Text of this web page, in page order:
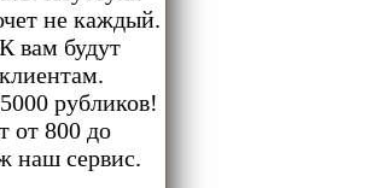
не каждый.
вам будут
рубликов!
от 800 до
наш сервис.